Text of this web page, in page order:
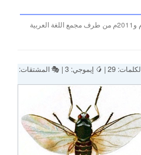
أُلِّفَ العامي الفصيح بين سنتي 1932م و2011م من طرف مجمع اللغة العربية
: 🔸 التشكيل: 12% | 🔹 الكلمات: 29 | 🥭 إيموجي: 3 | 🎭 المشتقات: